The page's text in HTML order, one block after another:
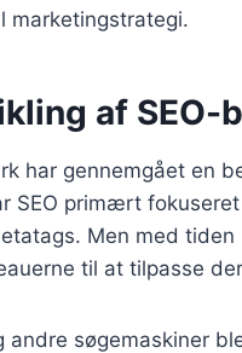
marketingstrategi.
af SEO-
har gennemgået en
SEO primært
Men med
til at tilpasse
andre søgemaskiner